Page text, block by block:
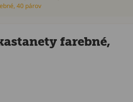
40 párov
farebné,